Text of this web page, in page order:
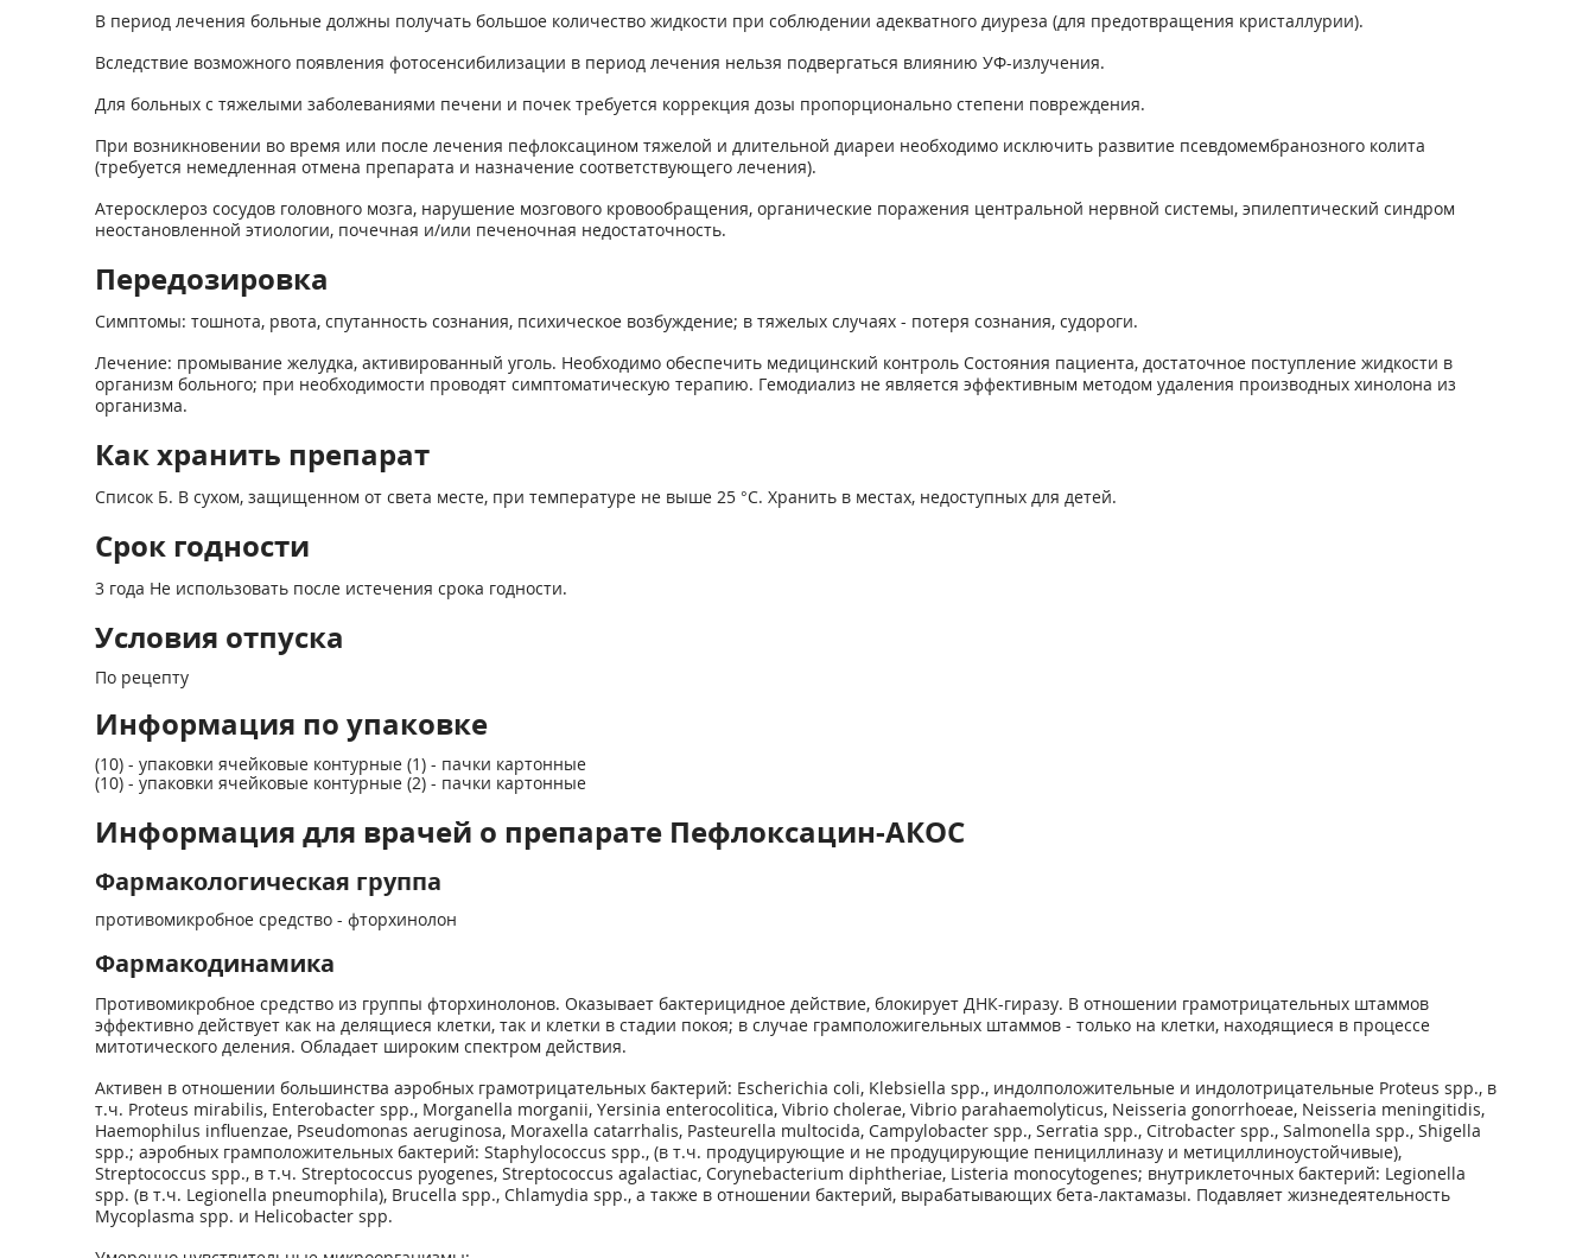
В период лечения больные должны получать большое количество жидкости при соблюдении адекватного диуреза (для предотвращения кристаллурии).
Вследствие возможного появления фотосенсибилизации в период лечения нельзя подвергаться влиянию УФ-излучения.
Для больных с тяжелыми заболеваниями печени и почек требуется коррекция дозы пропорционально степени повреждения.
При возникновении во время или после лечения пефлоксацином тяжелой и длительной диареи необходимо исключить развитие псевдомембранозного колита
(требуется немедленная отмена препарата и назначение соответствующего лечения).
Атеросклероз сосудов головного мозга, нарушение мозгового кровообращения, органические поражения центральной нервной системы, эпилептический синдром
неостановленной этиологии, почечная и/или печеночная недостаточность.
Передозировка
Симптомы: тошнота, рвота, спутанность сознания, психическое возбуждение; в тяжелых случаях - потеря сознания, судороги.
Лечение: промывание желудка, активированный уголь. Необходимо обеспечить медицинский контроль Состояния пациента, достаточное поступление жидкости в
организм больного; при необходимости проводят симптоматическую терапию. Гемодиализ не является эффективным методом удаления производных хинолона из
организма.
Как хранить препарат
Список Б. В сухом, защищенном от света месте, при температуре не выше 25 °С. Хранить в местах, недоступных для детей.
Срок годности
3 года Не использовать после истечения срока годности.
Условия отпуска
По рецепту
Информация по упаковке
(10) - упаковки ячейковые контурные (1) - пачки картонные
(10) - упаковки ячейковые контурные (2) - пачки картонные
Информация для врачей о препарате Пефлоксацин-АКОС
Фармакологическая группа
противомикробное средство - фторхинолон
Фармакодинамика
Противомикробное средство из группы фторхинолонов. Оказывает бактерицидное действие, блокирует ДНК-гиразу. В отношении грамотрицательных штаммов
эффективно действует как на делящиеся клетки, так и клетки в стадии покоя; в случае грамположигельных штаммов - только на клетки, находящиеся в процессе
митотического деления. Обладает широким спектром действия.
Активен в отношении большинства аэробных грамотрицательных бактерий: Escherichia coli, Klebsiella spp., индолположительные и индолотрицательные Proteus spp., в
т.ч. Proteus mirabilis, Enterobacter spp., Morganella morganii, Yersinia enterocolitica, Vibrio cholerae, Vibrio parahaemolyticus, Neisseria gonorrhoeae, Neisseria meningitidis,
Haemophilus influenzae, Pseudomonas aeruginosa, Moraxella catarrhalis, Pasteurella multocida, Campylobacter spp., Serratia spp., Citrobacter spp., Salmonella spp., Shigella
spp.; аэробных грамположительных бактерий: Staphylococcus spp., (в т.ч. продуцирующие и не продуцирующие пенициллиназу и метициллиноустойчивые),
Streptococcus spp., в т.ч. Streptococcus pyogenes, Streptococcus agalactiac, Corynebacterium diphtheriae, Listeria monocytogenes; внутриклеточных бактерий: Legionella
spp. (в т.ч. Legionella pneumophila), Brucella spp., Chlamydia spp., а также в отношении бактерий, вырабатывающих бета-лактамазы. Подавляет жизнедеятельность
Mycoplasma spp. и Helicobacter spp.